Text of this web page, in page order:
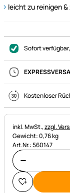
leicht zu reinigen
Sofort verfügbar
Kostenloser
Steuerhinweis:
inkl. MwSt.,zzgl.
Gewicht: 0,76 kg
Art.Nr.: 560147